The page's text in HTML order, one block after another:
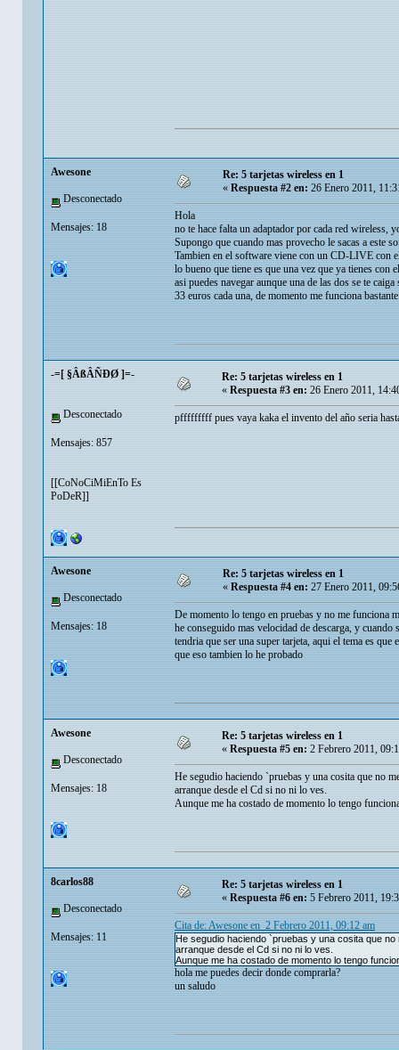
Awesone
Desconectado
Mensajes: 18
Re: 5 tarjetas wireless en 1
«Respuesta #2 en:26 Enero 2011,
Hola
no te hace falta un adaptador por cada red wireless,
Supongo que cuando mas provecho le sacas a este
Tambien en el software viene con un CD-LIVE con
lo bueno que tiene es que una vez que ya tienes
asi puedes navegar aunque una de las dos se te
33 euros cada una, de momento me funciona
-=[ §ÂßÂÑÐØ ]=-
Desconectado
Mensajes: 857
[[CoNoCiMiEnTo Es
PoDeR]]
Re: 5 tarjetas wireless en 1
« Respuesta #3 en: 26 Enero 2011,
pfffffffff pues vaya kaka el invento del año seria
Awesone
Desconectado
Mensajes: 18
Re: 5 tarjetas wireless en 1
«Respuesta #4 en:27 Enero 2011,
De momento lo tengo en pruebas y no me funciona
he conseguido mas velocidad de descarga, y
tendria que ser una super tarjeta, aqui el tema es
que eso tambien lo he probado
Awesone
Desconectado
Mensajes: 18
Re: 5 tarjetas wireless en 1
« Respuesta #5 en: 2 Febrero 2011,
He segudio haciendo `pruebas y una cosita que no
arranque desde el Cd si no ni lo ves.
Aunque me ha costado de momento lo tengo
8carlos88
Desconectado
Mensajes: 11
Re: 5 tarjetas wireless en 1
«Respuesta #6 en:5 Febrero 2011,
Cita de: Awesone en 2 Febrero 2011, 09:12 am
He segudio haciendo `pruebas y una cosita que
arranque desde el Cd si no ni lo ves.
Aunque me ha costado de momento lo tengo
hola me puedes decir donde comprarla?
un saludo